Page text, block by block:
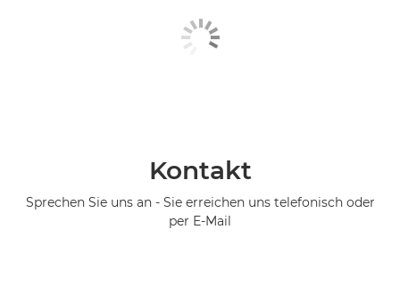
Kontakt
Sprechen Sie uns an - Sie erreichen uns telefonisch oder
per E-Mail